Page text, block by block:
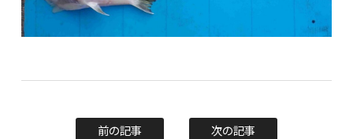
前の記事 次の記事